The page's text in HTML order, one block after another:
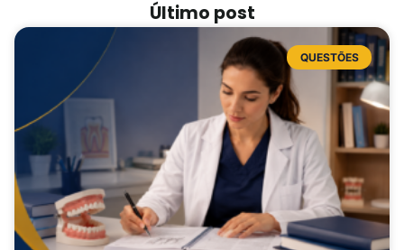
Último post
QUESTÕES